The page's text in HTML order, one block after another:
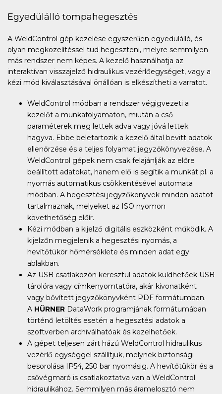
Egyedülálló tompahegesztés
A WeldControl gép kezelése egyszerűen egyedülálló, és
olyan megközelítéssel tud hegeszteni, melyre semmilyen
más rendszer nem képes. A kezelő használhatja az
interaktívan visszajelző hidraulikus vezérlőegységet, vagy a
kézi mód kiválasztásával önállóan is elkészítheti a varratot.
WeldControl módban a rendszer végigvezeti a
kezelőt a munkafolyamaton, miután a cső
paraméterek meg lettek adva vagy jóvá lettek
hagyva. Ebbe beletartozik a kezelő által bevitt adatok
ellenőrzése és a teljes folyamat jegyzőkönyvezése. A
WeldControl gépek nem csak felajánlják az előre
beállított adatokat, hanem elő is segítik a munkát pl. a
nyomás automatikus csökkentésével automata
módban. A hegesztési jegyzőkönyvek minden adatot
tartalmaznak, melyeket az ISO nyomon
követhetőség előír.
Kézi módban a kijelző digitális eszközként működik. A
kijelzőn megjelenik a hegesztési nyomás, a
hevítőtükör hőmérséklete és minden adat egy
ablakban.
Az USB csatlakozón keresztül adatok küldhetőek USB
tárolóra vagy címkenyomtatóra, akár kivonatként
vagy bővített jegyzőkönyvként PDF formátumban.
A HÜRNER DataWork programjának formátumában
történő letöltés esetén a hegesztési adatok a
szoftverben archiválhatóak és kezelhetőek.
A gépet teljesen zárt házú WeldControl hidraulikus
vezérlő egységgel szállítjuk, melynek biztonsági
besorolása IP54, 250 bar nyomásig. A hevítőtükör és a
csővégmaró is csatlakoztatva van a WeldControl
hidraulikához. Semmilyen más áramelosztó nem